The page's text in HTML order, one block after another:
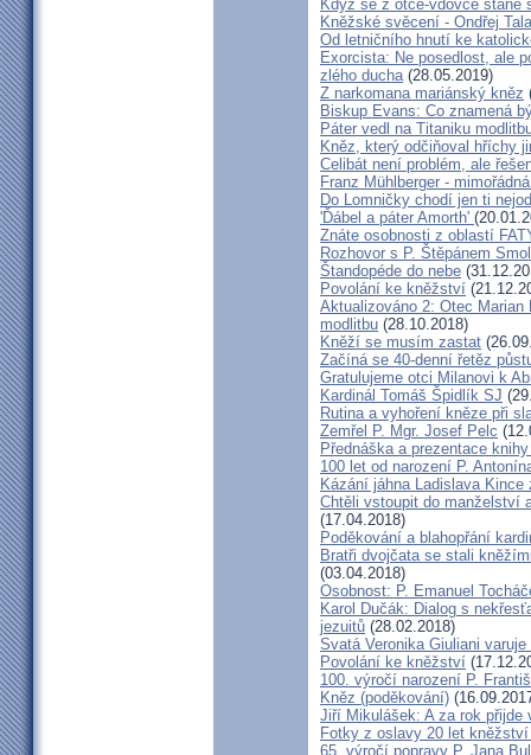
Když se z otce-vdovce stane
Kněžské svěcení - Ondřej
Od letničního hnutí ke
Exorcista: Ne posedlost, ale
zlého ducha(28.05.2019)
Z narkomana mariánský kněz
Biskup Evans: Co znamená
Páter vedl na Titaniku
Kněz, který odčiňoval hříchy
Celibát není problém, ale
Franz Mühlberger -
Do Lomničky chodí jen ti
'Ďábel a páter Amorth'
Znáte osobnosti z oblastí
Rozhovor s P. Štěpánem
Štandopéde do nebe
Povolání ke kněžství
Aktualizováno 2: Otec
modlitbu (28.10.2018)
Kněží se musím zastat
Začíná se 40-denní řetěz
Gratulujeme otci Milanovi k
Kardinál Tomáš Špidlík SJ
Rutina a vyhoření kněze při
Zemřel P. Mgr. Josef Pelc
Přednáška a prezentace
100 let od narození P.
Kázání jáhna Ladislava
Chtěli vstoupit do manželství
(17.04.2018)
Poděkování a blahopřání
Bratři dvojčata se stali
(03.04.2018)
Osobnost: P. Emanuel
Karol Dučák: Dialog s
jezuitů (28.02.2018)
Svatá Veronika Giuliani
Povolání ke kněžství
100. výročí narození P.
Kněz (poděkování)
Jiří Mikulášek: A za rok
Fotky z oslavy 20 let
65. výročí popravy P. Jana